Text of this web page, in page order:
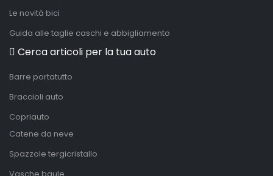
Le novità bici
Guida alle taglie caschi e abbigliamento
Cerca articoli per la tua auto
Barre portatutto
Braccioli auto
Copriauto
Catene da neve
Spazzole tergicristallo